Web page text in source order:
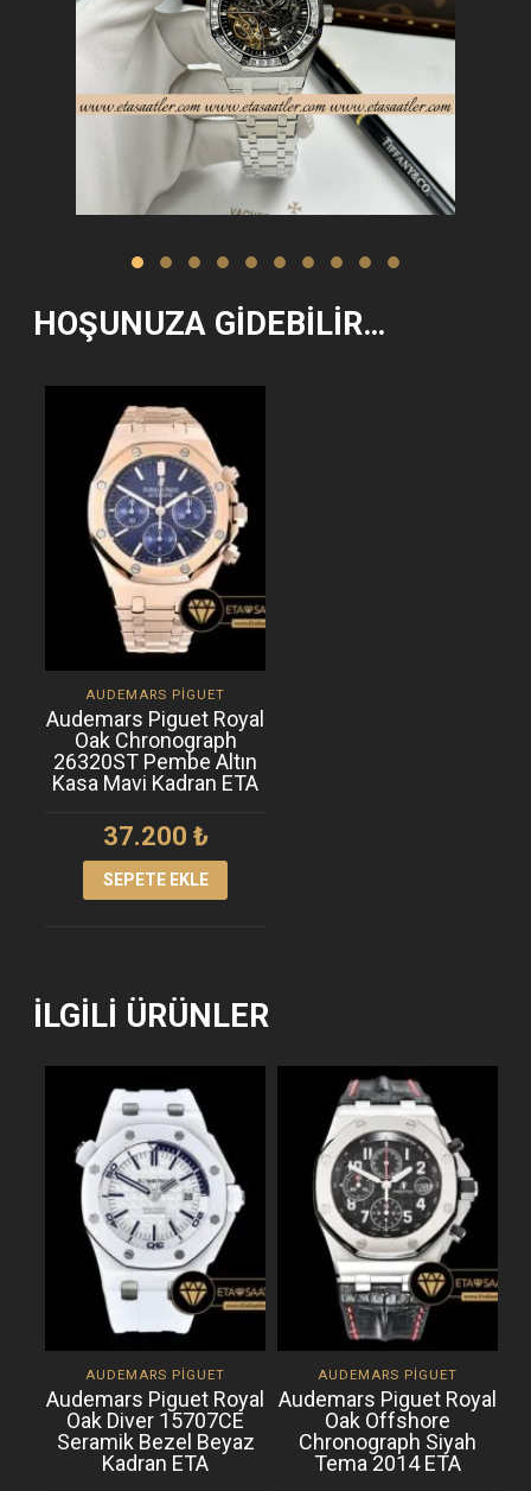
HOŞUNUZA GIDEBILIR…
AUDEMARS PIGUET
Audemars Piguet Royal
Oak Chronograph
26320ST Pembe Altın
Kasa Mavi Kadran ETA
37.200 ₺
SEPETE EKLE
İLGILI ÜRÜNLER
AUDEMARS PIGUET
Audemars Piguet Royal
Oak Diver 15707CE
Seramik Bezel Beyaz
Kadran ETA
AUDEMARS PIGUET
Audemars Piguet Royal
Oak Offshore
Chronograph Siyah
Tema 2014 ETA